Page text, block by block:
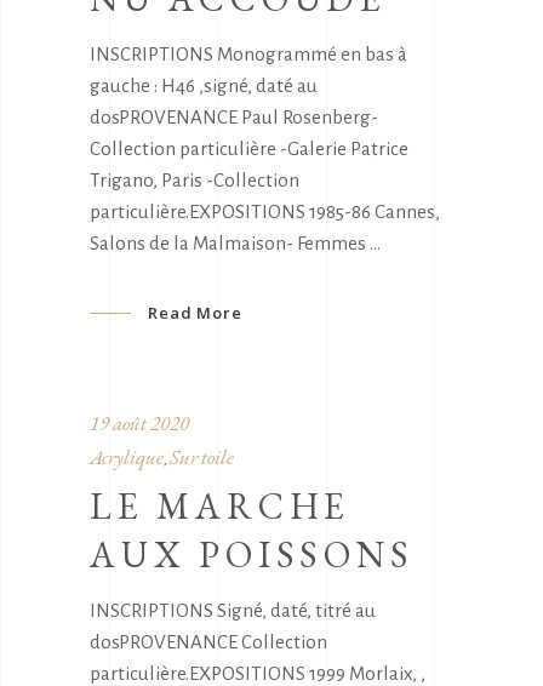
INSCRIPTIONS Monogrammé en bas à
gauche : H46 ,signé, daté au
dosPROVENANCE Paul Rosenberg-
Collection particulière -Galerie Patrice
Trigano, Paris -Collection
particulière.EXPOSITIONS 1985-86 Cannes,
Salons de la Malmaison- Femmes
Read More
19 août 2020
Acrylique, Sur toile
LE MARCHE
AUX POISSONS
INSCRIPTIONS Signé, daté, titré au
dosPROVENANCE Collection
particulière.EXPOSITIONS 1999 Morlaix, ,